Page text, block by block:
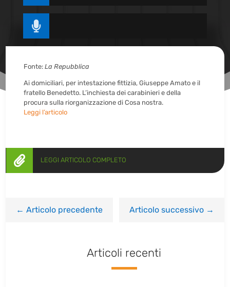

Fonte:La Repubblica
Ai domiciliari, per intestazione fittizia, Giuseppe Amato e il
fratello Benedetto. L’inchiesta dei carabinieri e della
procura sulla riorganizzazione di Cosa nostra.
Leggi l’articolo
 LEGGI ARTICOLO COMPLETO
←Articolo precedente Articolo successivo→
Articoli recenti